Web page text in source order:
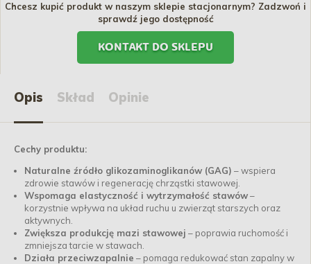
Chcesz kupić produkt w naszym sklepie stacjonarnym? Zadzwoń i
sprawdź jego dostępność
KONTAKT DO SKLEPU
Opis Skład Opinie
Cechy produktu:
Naturalne źródło glikozaminoglikanów (GAG) – wspiera
zdrowie stawów i regenerację chrząstki stawowej.
Wspomaga elastyczność i wytrzymałość stawów–
korzystnie wpływa na układ ruchu u zwierząt starszych oraz
aktywnych.
Zwiększa produkcję mazi stawowej – poprawia ruchomość i
zmniejsza tarcie w stawach.
Działa przeciwzapalnie – pomaga redukować stan zapalny w